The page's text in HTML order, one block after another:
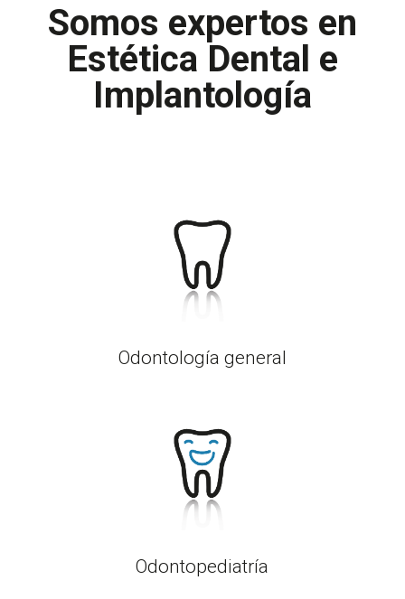
Somos expertos en
Estética Dental e
Implantología
Odontología general
Odontopediatría